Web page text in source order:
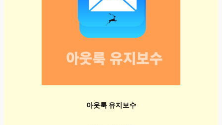
아웃룩 유지보수